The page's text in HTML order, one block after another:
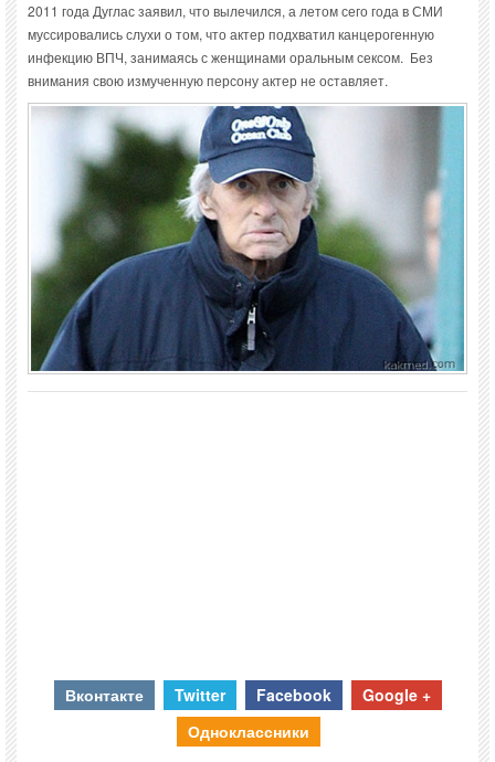
2011 года Дуглас заявил, что вылечился, а летом сего года в СМИ
муссировались слухи о том, что актер подхватил канцерогенную
инфекцию ВПЧ, занимаясь с женщинами оральным сексом. Без
внимания свою измученную персону актер не оставляет.
Вконтакте Twitter Facebook
Google +
Одноклассники